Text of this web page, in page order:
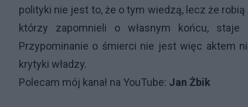
polityki nie jest to, że o tym wiedzą, lecz że
którzy zapomnieli o własnym końcu,
Przypominanie o śmierci nie jest więc aktem
krytyki władzy.
Polecam mój kanał na YouTube: Jan Żbik